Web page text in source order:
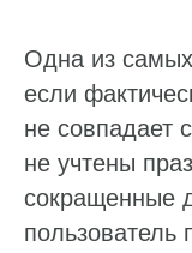
Одна из
если
не совпадает
не учтены
сокращенные
пользователь